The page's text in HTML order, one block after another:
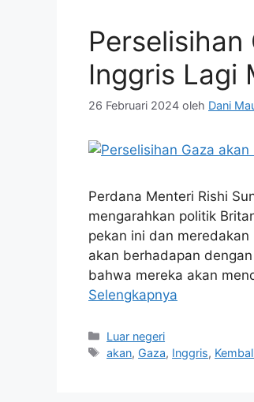
Inggris Lagi
26 Februari 2024 oleh Dani
Perdana Menteri Rishi
mengarahkan politik
pekan ini dan
akan berhadapan
bahwa mereka akan
Selengkapnya
Kategori
Luar negeri
Tag
akan, Gaza, Inggris,